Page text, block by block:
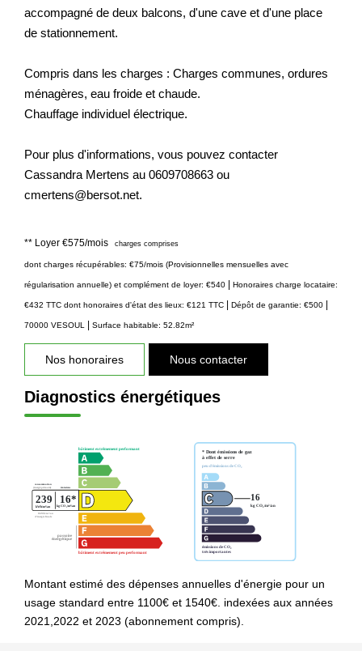
accompagné de deux balcons, d'une cave et d'une place
de stationnement.
Compris dans les charges : Charges communes, ordures
ménagères, eau froide et chaude.
Chauffage individuel électrique.
Pour plus d'informations, vous pouvez contacter
Cassandra Mertens au 0609708663 ou
cmertens@bersot.net.
** Loyer €575/mois charges comprises
dont charges récupérables: €75/mois (Provisionnelles mensuelles avec
régularisation annuelle) et complément de loyer: €540 | Honoraires charge locataire:
€432 TTC dont honoraires d'état des lieux: €121 TTC | Dépôt de garantie: €500 |
70000 VESOUL | Surface habitable: 52.82m²
Nos honoraires Nous contacter
Diagnostics énergétiques
Montant estimé des dépenses annuelles d'énergie pour un
usage standard entre 1100€ et 1540€. indexées aux années
2021,2022 et 2023 (abonnement compris).